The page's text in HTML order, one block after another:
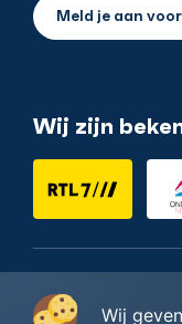
Meld je aan
Wij zijn
Wij